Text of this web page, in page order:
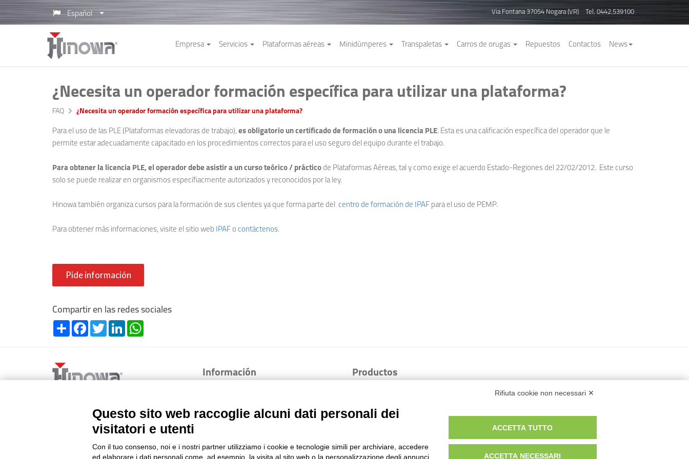
Español Via Fontana 37054 Nogara (VR) Tel. 0442.539100
Empresa Servicios Plataformas aéreas Minidúmperes Transpaletas Carros de orugas Repuestos Contactos News
¿Necesita un operador formación específica para utilizar una plataforma?
FAQ ¿Necesita un operador formación específica para utilizar una plataforma?
Para el uso de las PLE (Plataformas elevadoras de trabajo), es obligatorio un certificado de formación o una licencia PLE. Esta es una calificación específica del operador que le
permite estar adecuadamente capacitado en los procedimientos correctos para el uso seguro del equipo durante el trabajo.
Para obtener la licencia PLE, el operador debe asistir a un curso teórico / práctico de Plataformas Aéreas, tal y como exige el acuerdo Estado-Regiones del 22/02/2012. Este curso
solo se puede realizar en organismos específiacmente autorizados y reconocidos por la ley.
Hinowa también organiza cursos para la formación de sus clientes ya que forma parte del centro de formación de IPAF para el uso de PEMP.
Para obtener más informaciones, visite el sitio web IPAF o contáctenos.
Pide información
Compartir en las redes sociales
Share FacebookTwitterLinkedIn
R.E.A. 210602 - Cod. Fisc.
Partita Iva 01996640239
Capitale Sociale 1.500.000 i.v.
Información
Sectores de aplicación
Productos
Minidúmperes
Transpaletas
Rifiuta cookie non necessari ✕
Questo sito web raccoglie alcuni dati personali dei
visitatori e utenti
Con il tuo consenso, noi e i nostri partner utilizziamo i cookie e tecnologie simili per archiviare, accedere
ed elaborare i dati personali come, ad esempio, la visita al sito web o la personalizzazione degli annunci.
ACCETTA TUTTO
ACCETTA NECESSARI